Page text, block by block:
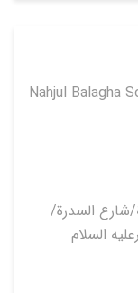
Nahjul Balagha
شارع السدرة/
السلام